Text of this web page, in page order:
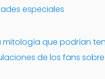
especiales
mitología que podrían
de los fans